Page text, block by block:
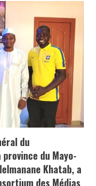
du
du Mayo-
Khatab, a
des Médias